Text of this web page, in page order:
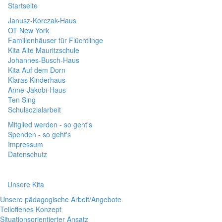
Startseite
Janusz-Korczak-Haus
OT New York
Familienhäuser für Flüchtlinge
Kita Alte Mauritzschule
Johannes-Busch-Haus
Kita Auf dem Dorn
Klaras Kinderhaus
Anne-Jakobi-Haus
Ten Sing
Schulsozialarbeit
Mitglied werden - so geht's
Spenden - so geht's
Impressum
Datenschutz
Unsere Kita
Unsere pädagogische Arbeit/Angebote
Teiloffenes Konzept
Situationsorientierter Ansatz